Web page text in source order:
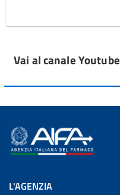
Vai al canale Youtube
L'AGENZIA